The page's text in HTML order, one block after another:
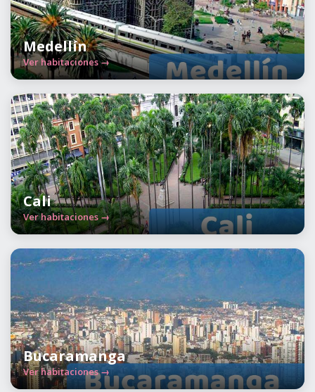
Medellín
Ver habitaciones →
Cali
Ver habitaciones →
Bucaramanga
Ver habitaciones →